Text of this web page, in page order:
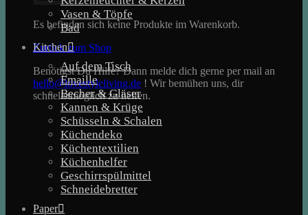
Es befinden sich keine Produkte im Warenkorb.
Zurück zum Shop
Benötigst Du Hilfe? Dann melde dich gerne per mail an
hello@lovestyleliving.de ! Wir bemühen uns, dir
schnellstmöglich zu helfen.
Vasen & Töpfe
Bad
Kitchen
Auf dem Tisch
Emaille
Becher & Gläser
Kannen & Krüge
Schüsseln & Schalen
Küchendeko
Küchentextilien
Küchenhelfer
Geschirrspülmittel
Schneidebretter
Paper